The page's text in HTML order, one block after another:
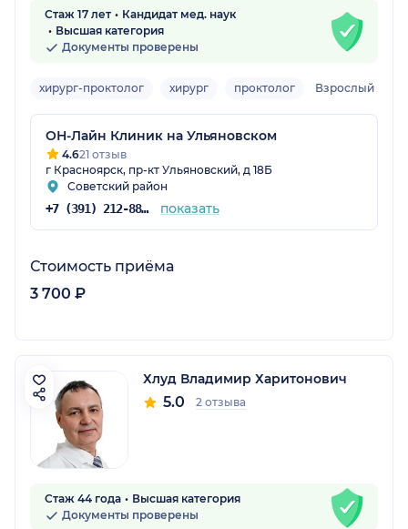
Стаж 17 лет
Кандидат мед. наук
Высшая категория
Документы проверены
хирург-проктолог хирург проктолог Взрослый
ОН-Лайн Клиник на Ульяновском
4.621 отзыв
г Красноярск, пр-кт Ульяновский, д 18Б
Советский район
+7 (391) 212-88-12 показать
Стоимость приёма
3 700 ₽
Хлуд Владимир Харитонович
5.0 2 отзыва
Стаж 44 года
Высшая категория
Документы проверены